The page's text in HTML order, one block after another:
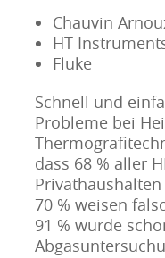
Chauvin
HT
Fluke
Schnell und
Probleme bei
dass 68 % aller
70 % weisen
91 % wurde